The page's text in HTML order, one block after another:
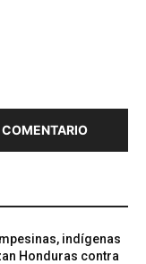
indígenas
Honduras contra